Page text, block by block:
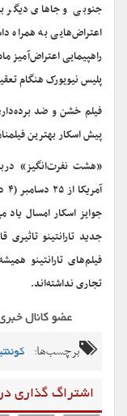
جنوبی و جاهای
اعتراض‌هایی به همراه
راهپیمایی اعتراض‌آمیز
پلیس نیویورک هنگام
فیلم خشن و ضد
پیش اسکار بهترین
«هشت نفرت‌انگیز»
جوایز اسکار امسال
جدید تارانتینو
فیلم‌های تارانتینو
تجاری نداشته‌اند.
برچسب‌ها:
اشتراگ گذاری